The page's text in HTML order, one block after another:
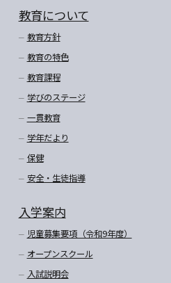
教育について
教育方針
教育の特色
教育課程
学びのステージ
一貫教育
学年だより
保健
安全・生徒指導
入学案内
児童募集要項（令和9年度）
オープンスクール
入試説明会